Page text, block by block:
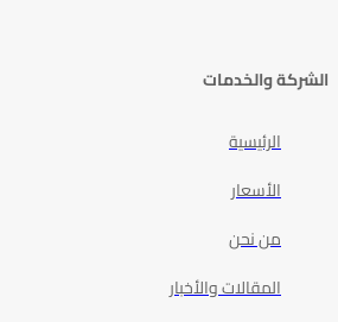
الشركة والخدمات
الرئيسية
الأسعار
من نحن
المقالات والأخبار